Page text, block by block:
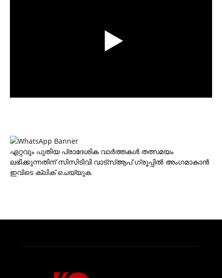
എറ്റവും പുതിയ പ്രാദേശിക വാര്‍ത്തകള്‍ തത്സമയം
ലഭിക്കുന്നതിന് സിസിടിവി വാട്‌സ്ആപ് ഗ്രൂപ്പില്‍ അംഗമാകാന്‍
ഇവിടെ ക്ലിക് ചെയ്യുക